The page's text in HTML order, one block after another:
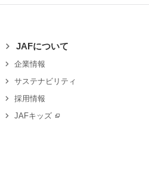
JAFについて
企業情報
サステナビリティ
採用情報
JAFキッズ